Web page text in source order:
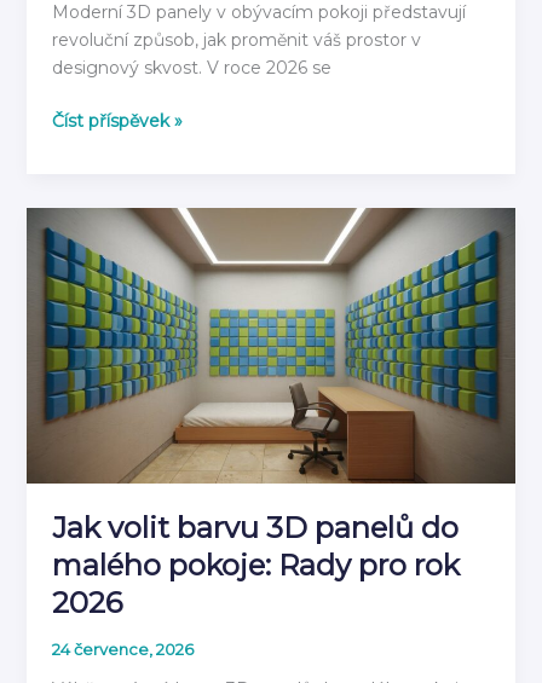
Moderní 3D panely v obývacím pokoji představují
revoluční způsob, jak proměnit váš prostor v
designový skvost. V roce 2026 se
3D
Obývacího
Pokoje
2026:
Moderní
Inspirace
Číst příspěvek »
Jak volit barvu 3D panelů do
malého pokoje: Rady pro rok
2026
24 července, 2026